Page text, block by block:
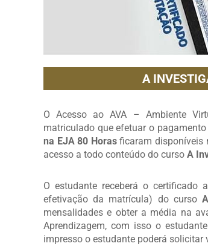
A
O Acesso ao AVA – Ambiente
matriculado que efetuar o
na EJA 80 Horasficaram disponíveis
acesso a todo conteúdo do curso A
O estudante receberá o
efetivação da matrícula) do curso
mensalidades e obter a média na
Aprendizagem, com isso o
impresso o estudante poderá